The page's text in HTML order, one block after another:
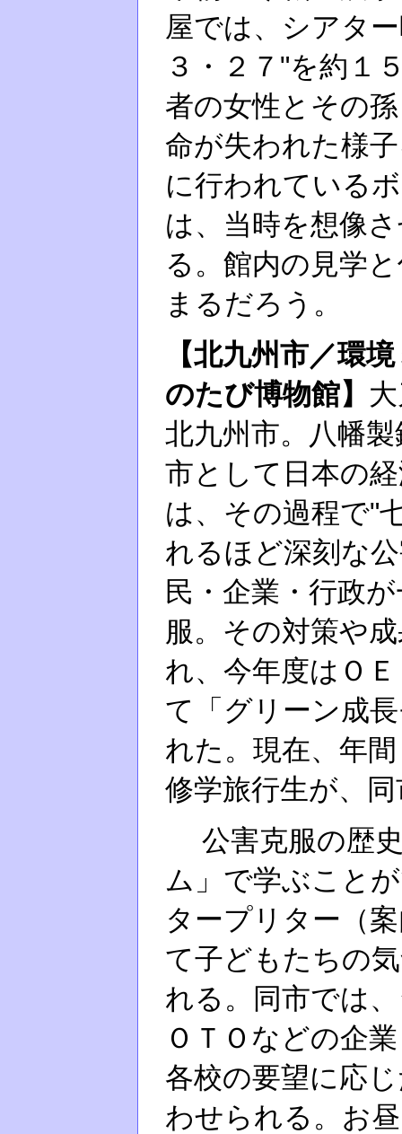
屋では、シアタ
３・２７"を約１
者の女性とその
命が失われた様
に行われている
は、当時を想像
る。館内の見学
まるだろう。
【北九州市／環
のたび博物館】
北九州市。八幡
市として日本の
は、その過程で"
れるほど深刻な
民・企業・行政
服。その対策や
れ、今年度はＯ
て「グリーン成
れた。現在、年
修学旅行生が、
公害克服の歴
ム」で学ぶこと
タープリター（
て子どもたちの
れる。同市では
ＯＴＯなどの企
各校の要望に応
わせられる。お